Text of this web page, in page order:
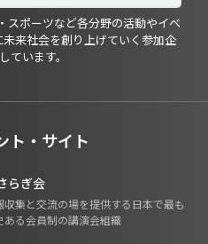
スポーツなど各分野の活動やイベ
来社会を創り上げていく参加企
ています。
ト・サイト
らぎ会
収集と交流の場を提供する日本で最も
ある会員制の講演会組織